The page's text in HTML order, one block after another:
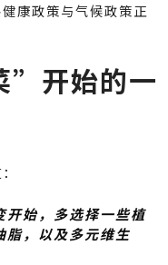
康政策与气候政策正
”开始的一
开始，多选择一些植
脂，以及多元维生